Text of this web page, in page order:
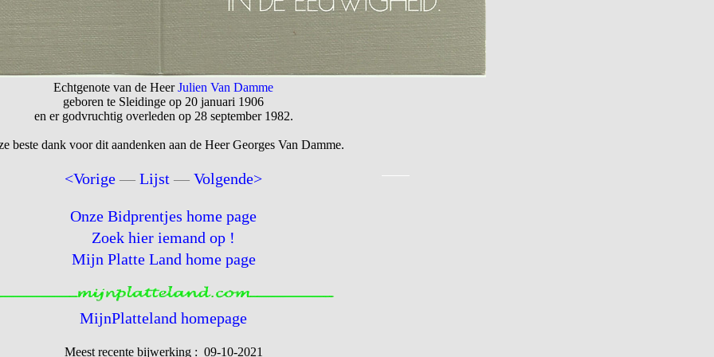
Echtgenote van de HeerJulien Van Damme
geboren te Sleidinge op 20 januari 1906
en er godvruchtig overleden op 28 september 1982.
beste dank voor dit aandenken aan de Heer Georges Van Damme.
<Vorige —Lijst —Volgende>
Onze Bidprentjes home page
Zoek hier iemand op !
Mijn Platte Land home page
MijnPlatteland homepage
Meest recente bijwerking : 09-10-2021